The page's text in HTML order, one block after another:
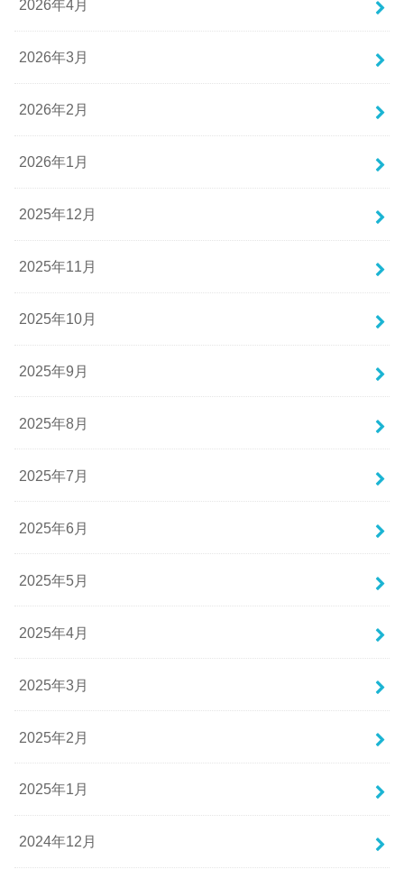
2026年4月
2026年3月
2026年2月
2026年1月
2025年12月
2025年11月
2025年10月
2025年9月
2025年8月
2025年7月
2025年6月
2025年5月
2025年4月
2025年3月
2025年2月
2025年1月
2024年12月